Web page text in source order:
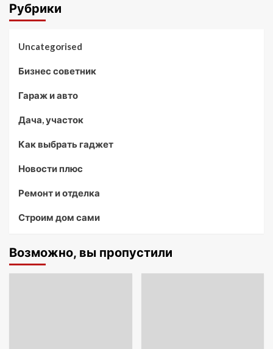
Рубрики
Uncategorised
Бизнес советник
Гараж и авто
Дача, участок
Как выбрать гаджет
Новости плюс
Ремонт и отделка
Строим дом сами
Возможно, вы пропустили